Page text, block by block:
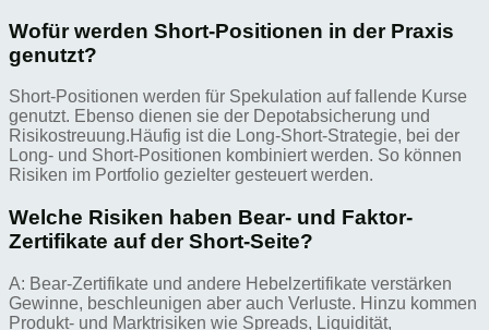
Wofür werden Short-Positionen in der Praxis
genutzt?
Short-Positionen werden für Spekulation auf fallende Kurse
genutzt. Ebenso dienen sie der Depotabsicherung und
Risikostreuung.Häufig ist die Long-Short-Strategie, bei der
Long- und Short-Positionen kombiniert werden. So können
Risiken im Portfolio gezielter gesteuert werden.
Welche Risiken haben Bear- und Faktor-
Zertifikate auf der Short-Seite?
A: Bear-Zertifikate und andere Hebelzertifikate verstärken
Gewinne, beschleunigen aber auch Verluste. Hinzu kommen
Produkt- und Marktrisiken wie Spreads, Liquidität,